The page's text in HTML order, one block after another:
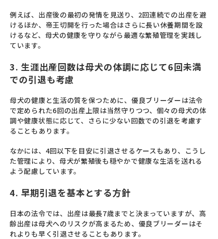
例えば、出産後の最初の発情を見送り、2回連続での出産を避
けるほか、帝王切開を行った場合はさらに長い休養期間を設
けるなど、母犬の健康を守りながら最適な繁殖管理を実践し
ています。
3. 生涯出産回数は母犬の体調に応じて6回未満
での引退も考慮
母犬の健康と生活の質を保つために、優良ブリーダーは法令
で定められた6回の出産上限は当然守りつつ、個々の母犬の体
調や健康状態に応じて、さらに少ない回数での引退を考慮す
ることもあります。
なかには、4回以下を目安に引退させるケースもあり、こうし
た管理により、母犬が繁殖後も穏やかで健康な生活を送れる
よう配慮しています。
4. 早期引退を基本とする方針
日本の法令では、出産は最長7歳までと決まっていますが、高
齢出産は母犬へのリスクが高まるため、優良ブリーダーはそ
れよりも早く引退させることもあります。